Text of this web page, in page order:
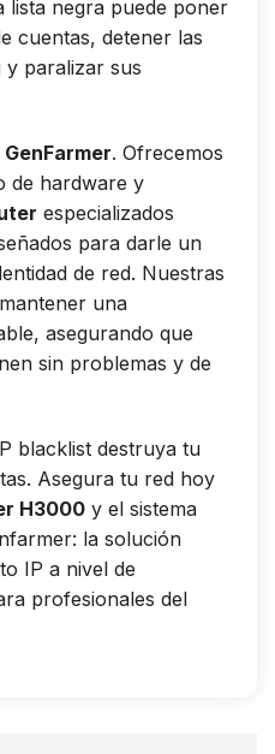
lista negra puede poner
cuentas, detener las
y paralizar sus
GenFarmer. Ofrecemos
de hardware y
especializados
para darle un
de red. Nuestras
una
asegurando que
sin problemas y de
blacklist destruya tu
Asegura tu red hoy
H3000 y el sistema
la solución
IP a nivel de
profesionales del